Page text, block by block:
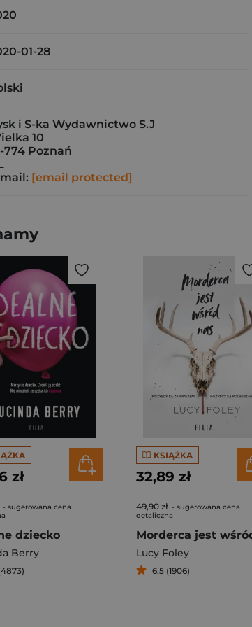
01-28
i S-ka Wydawnictwo S.J
10
774 Poznań
[email protected]
zł
- sugerowana cena
dziecko
Berry
KSIĄŻKA
32,89 zł
49,90 zł - sugerowana cena
detaliczna
Lucy Foley
6,5 (1906)